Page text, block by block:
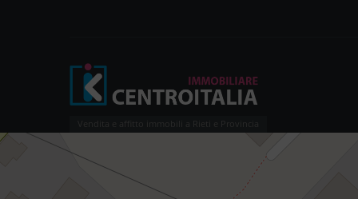
Vendita e affitto immobili a Rieti e Provincia